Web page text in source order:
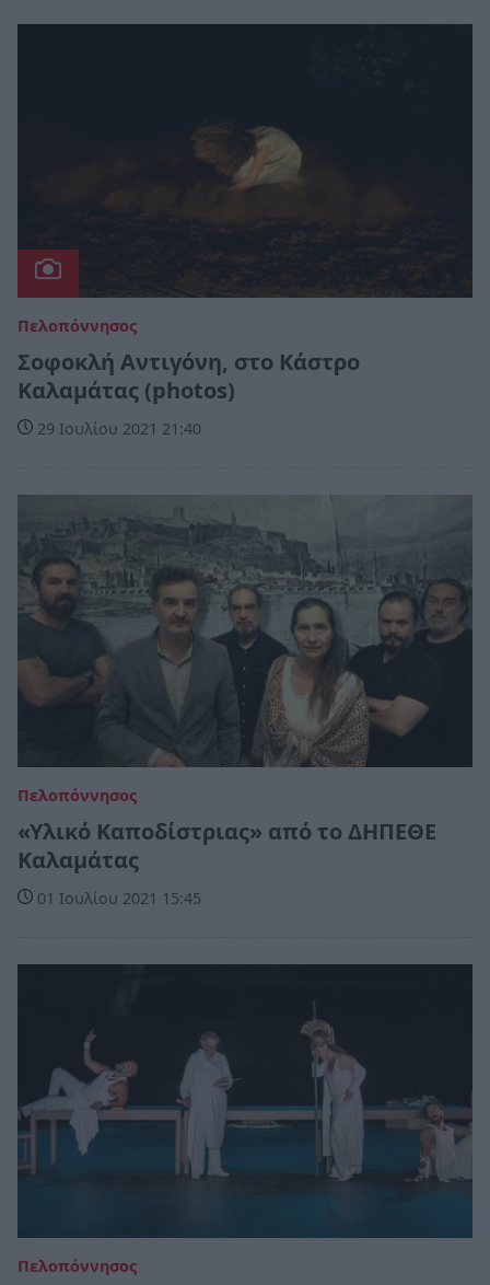
Πελοπόννησος
Σοφοκλή Αντιγόνη, στο Κάστρο
Καλαμάτας (photos)
29 Ιουλίου 2021 21:40
Πελοπόννησος
«Υλικό Καποδίστριας» από το ΔΗΠΕΘΕ
Καλαμάτας
01 Ιουλίου 2021 15:45
Πελοπόννησος